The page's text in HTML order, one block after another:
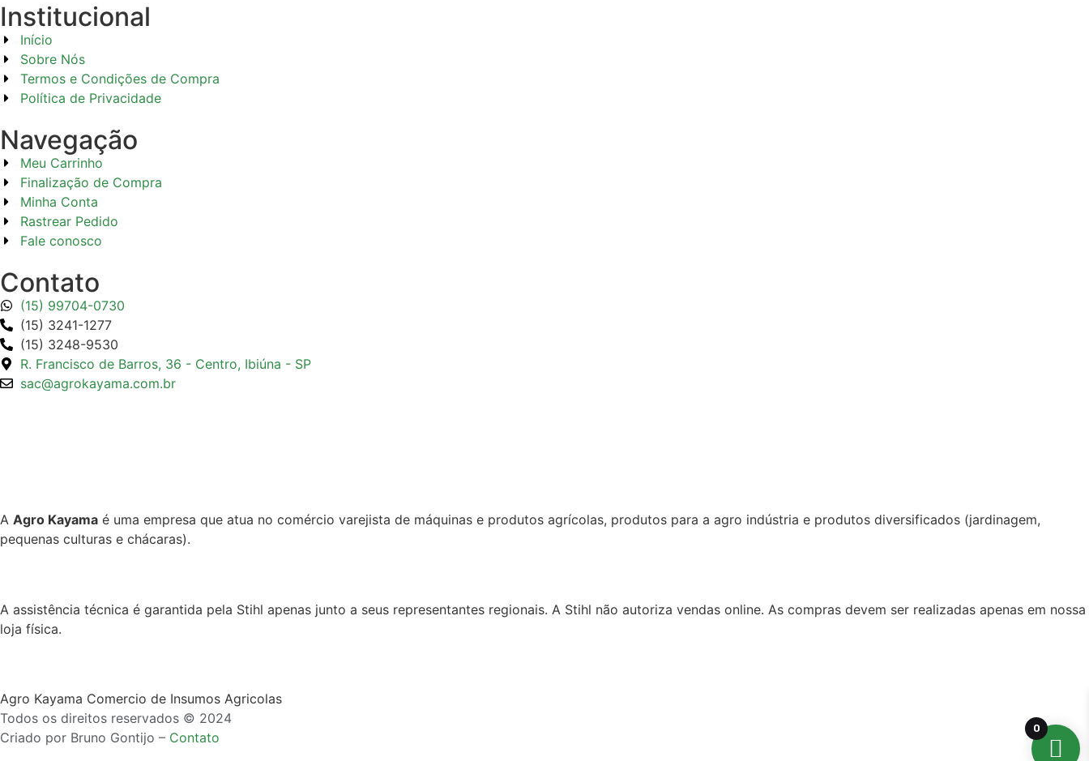
Institucional
Início
Sobre Nós
Termos e Condições de Compra
Política de Privacidade
Navegação
Meu Carrinho
Finalização de Compra
Minha Conta
Rastrear Pedido
Fale conosco
Contato
(15) 99704-0730
(15) 3241-1277
(15) 3248-9530
R. Francisco de Barros, 36 - Centro, Ibiúna - SP
sac@agrokayama.com.br
A Agro Kayama é uma empresa que atua no comércio varejista de máquinas e produtos agrícolas, produtos para a agro indústria e produtos diversificados (jardinagem,
pequenas culturas e chácaras).
A assistência técnica é garantida pela Stihl apenas junto a seus representantes regionais. A Stihl não autoriza vendas online. As compras devem ser realizadas apenas em nossa
loja física.
Agro Kayama Comercio de Insumos Agricolas
Todos os direitos reservados © 2024
Criado por Bruno Gontijo – Contato
0